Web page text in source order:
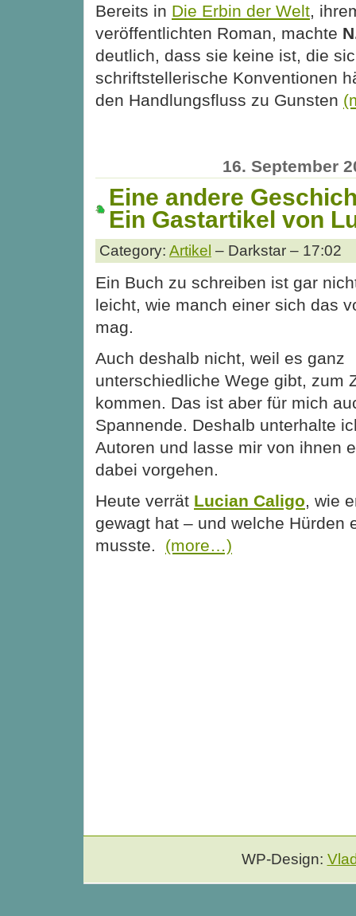
Bereits in Die Erbin der Welt,
veröffentlichten Roman, machte
deutlich, dass sie keine ist, die
schriftstellerische Konventionen
den Handlungsfluss zu Gunsten
16. September
Eine andere
Ein Gastartikel von
Category: Artikel – Darkstar – 17:02
Ein Buch zu schreiben ist gar
leicht, wie manch einer sich das
mag.
Auch deshalb nicht, weil es ganz
unterschiedliche Wege gibt, zum
kommen. Das ist aber für mich
Spannende. Deshalb unterhalte
Autoren und lasse mir von ihnen
dabei vorgehen.
Heute verrät Lucian Caligo, wie
gewagt hat – und welche Hürden
musste. (more…)
WP-Design: